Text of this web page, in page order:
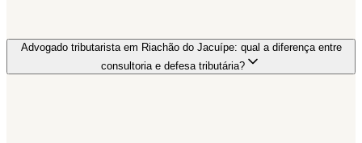
Advogado tributarista em Riachão do Jacuípe: qual a diferença entre
consultoria e defesa tributária?